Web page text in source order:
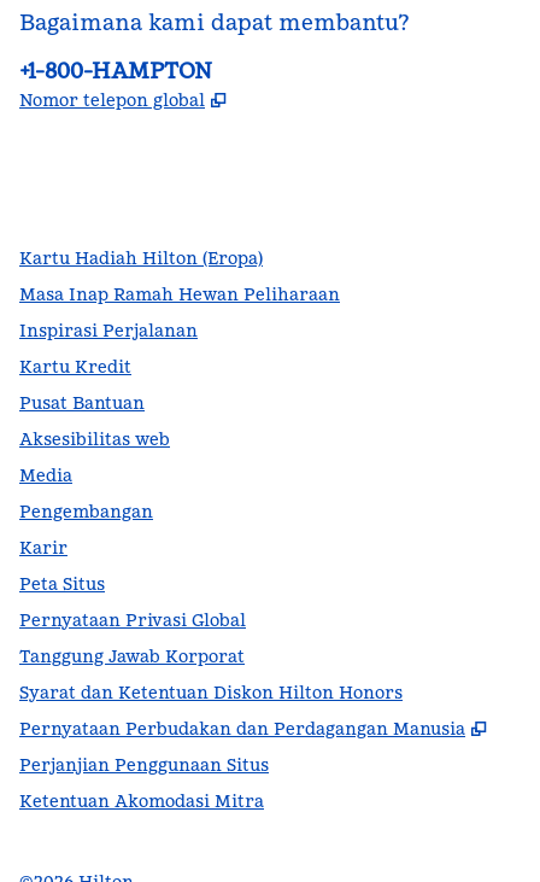
Bagaimana kami dapat membantu?
Telepon:
+1-800-HAMPTON
Nomor telepon global ,
Kartu Hadiah Hilton (Eropa)
Masa Inap Ramah Hewan Peliharaan
Inspirasi Perjalanan
Kartu Kredit
Pusat Bantuan
Aksesibilitas web
Media
Pengembangan
Karir
Peta Situs
Pernyataan Privasi Global
Tanggung Jawab Korporat
Syarat dan Ketentuan Diskon Hilton Honors
Pernyataan Perbudakan dan Perdagangan Manusia
,
Perjanjian Penggunaan Situs
Ketentuan Akomodasi Mitra